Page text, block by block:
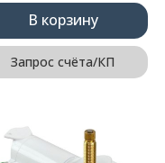
В корзину
Запрос счёта/КП